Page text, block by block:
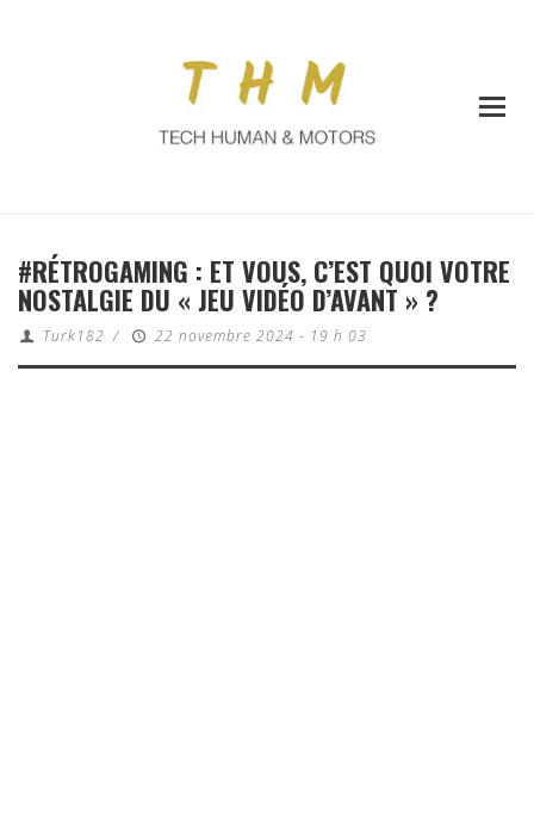
#RÉTROGAMING : ET VOUS, C’EST QUOI VOTRE
NOSTALGIE DU « JEU VIDÉO D’AVANT » ?
Turk182 / 22 novembre 2024 - 19 h 03